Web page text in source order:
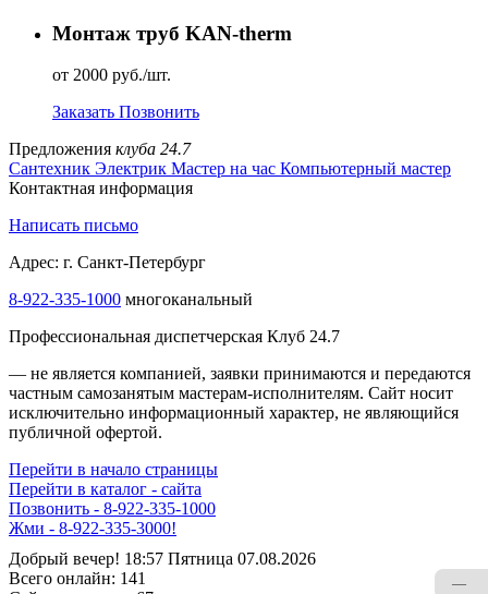
Монтаж труб KAN-therm
от 2000 руб./шт.
Заказать Позвонить
Предложения клуба 24.7
Сантехник Электрик Мастер на час Компьютерный мастер
Контактная информация
Написать письмо
Адрес: г. Санкт-Петербург
8-922-335-1000 многоканальный
Профессиональная диспетчерская Клуб 24.7
— не является компанией, заявки принимаются и передаются
частным самозанятым мастерам‑исполнителям. Сайт носит
исключительно информационный характер, не являющийся
публичной офертой.
Перейти в начало страницы
Перейти в каталог - сайта
Позвонить - 8-922-335-1000
Жми - 8-922-335-3000!
Добрый вечер! 18:57 Пятница 07.08.2026
Всего онлайн: 141
—